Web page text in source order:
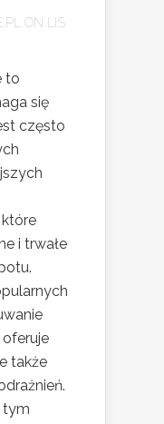
ON LIS
to
się
często
i trwałe
także
tym